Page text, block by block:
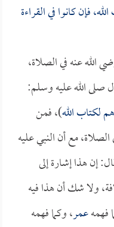
فإن كانوا في القراءة
الله عنه في الصلاة،
صلى الله عليه وسلم:
لكتاب الله)، فمن
الصلاة، مع أن النبي عليه
إن هذا إشارة إلى
ولا شك أن هذا فيه
فهمهعمر، وكما فهمه